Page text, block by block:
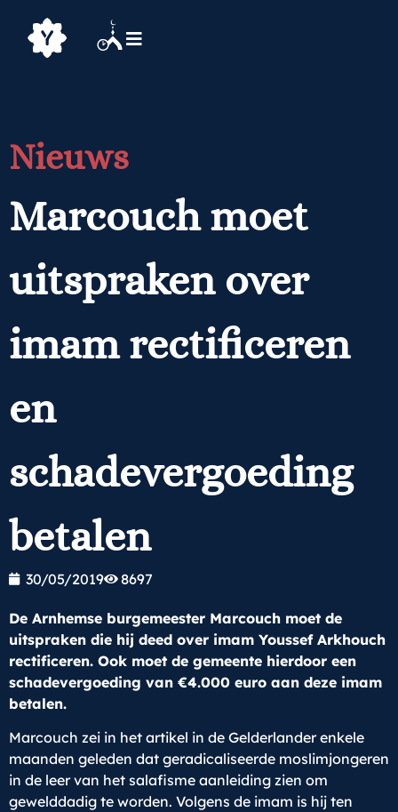
Nieuws
Marcouch moet
uitspraken over
imam rectificeren
en
schadevergoeding
betalen
30/05/2019 8697
De Arnhemse burgemeester Marcouch moet de
uitspraken die hij deed over imam Youssef Arkhouch
rectificeren. Ook moet de gemeente hierdoor een
schadevergoeding van €4.000 euro aan deze imam
betalen.
Marcouch zei in het artikel in de Gelderlander enkele
maanden geleden dat geradicaliseerde moslimjongeren
in de leer van het salafisme aanleiding zien om
gewelddadig te worden. Volgens de imam is hij ten